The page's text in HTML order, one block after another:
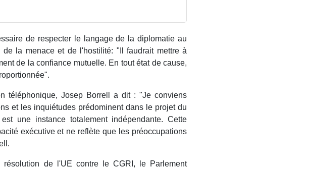
de respecter le langage de la diplomatie au
de la menace et de l'hostilité: "Il faudrait mettre à
de la confiance mutuelle. En tout état de cause,
téléphonique, Josep Borrell a dit : "Je conviens
et les inquiétudes prédominent dans le projet du
une instance totalement indépendante. Cette
exécutive et ne reflète que les préoccupations
de l'UE contre le CGRI, le Parlement